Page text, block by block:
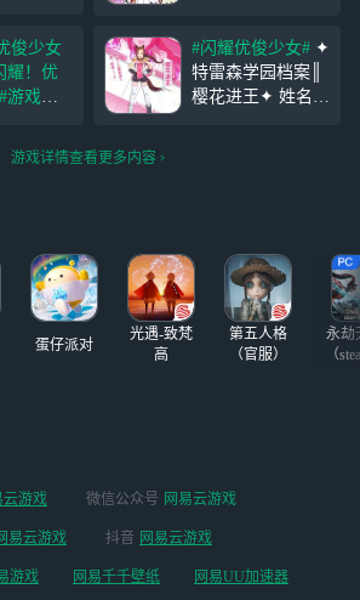
在游戏中玩家可以
通过养成优俊少女
来编成自己的队伍
来让自己的队伍实
俊少女
耀！优
#游戏测
核心玩
中通过训
及技能
值，最
优胜。
#闪耀优俊少女#
特雷森学园档案║
樱花进王✦ 姓名--
一旦下定决心就会
立
游戏详情查看更多内容
蛋仔派对
光遇-致梵
高
第五人格
（官服）
永劫
（
云游戏 微信公众号 网易云游戏
易云游戏 抖音 网易云游戏
游戏 网易千千壁纸 网易UU加速器